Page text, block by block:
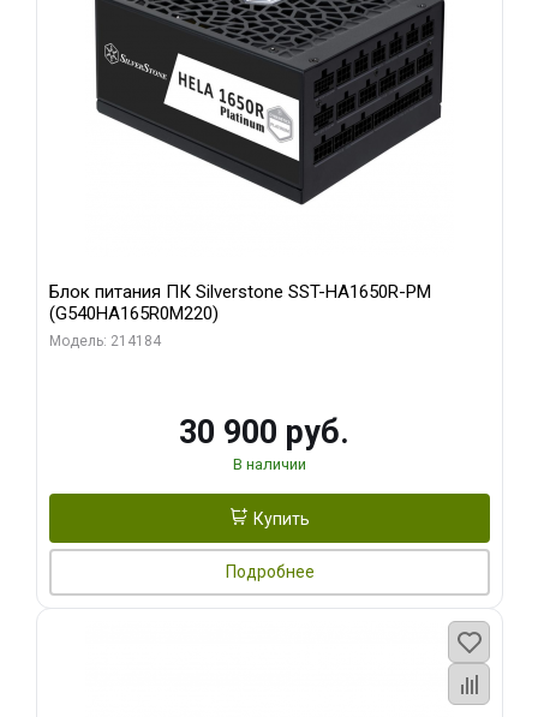
Блок питания ПК Silverstone SST-HA1650R-PM
(G540HA165R0M220)
Модель: 214184
30 900 руб.
В наличии
Купить
Подробнее